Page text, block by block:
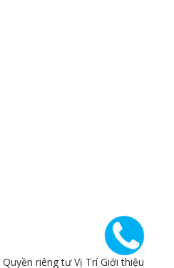
Quyền riêng tư Vị Trí Giới thiệu